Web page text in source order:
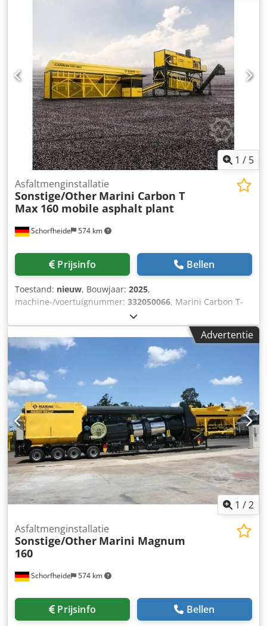
1 / 5
Schorfheide 574 km
Asfaltmenginstallatie
Sonstige/Other Marini Carbon T
Max 160 mobile asphalt plant
Prijsinfo Bellen
Toestand: nieuw, Bouwjaar: 2025,
machine-/voertuignummer: 332050066, Marini Carbon T-
Box 160 mobiele asfaltcentrale Jaar: Nieuw capaciteit: tot
160 to./h. - containertype - aggregaattrechters: 4 -
capaciteit van een trechter: 10 m3 - droogtrommel:
tegenstroom - brander: 13 MW - 1 jaar garantie - CE Dit
aanbod is onder voorbehoud van wijzigingen, invoerfouten
en vergissingen. Geldig zijn alleen de specifieke afspraken
in de orderbevestiging respectievelijk de
koopovereenkomst. meer machines en menginstallaties op
onze website Cedpjhd I Upsfx Akljrf Verder informatie
Gebruik: Bouw, Bruikbaar materiaal: Asfalt, Algemene
staat: zeer goed, Technische staat: zeer goed, Visuele
staat: zeer goed,
Advertentie
1 /2
Schorfheide 574 km
Asfaltmenginstallatie
Sonstige/Other Marini Magnum
160
Prijsinfo Bellen